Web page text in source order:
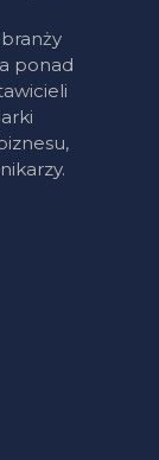
ponad